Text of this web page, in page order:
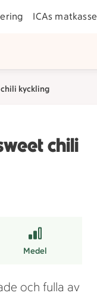
ICAs matkasse
kyckling
chili
Medel
och fulla av